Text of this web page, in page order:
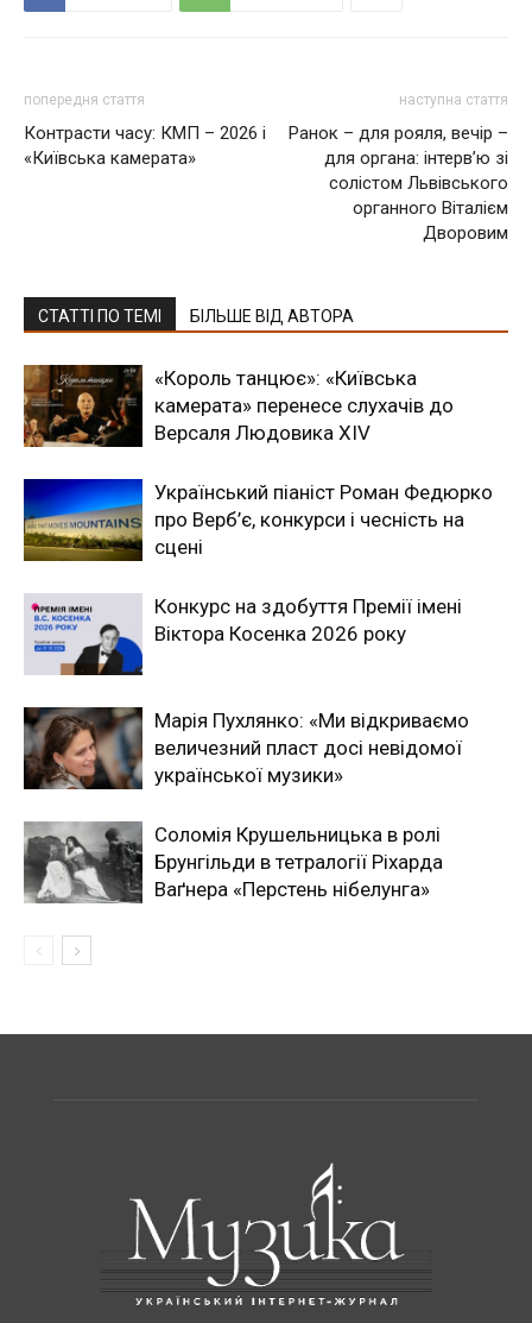
попередня стаття
Контрасти часу: КМП – 2026 і
«Київська камерата»
наступна стаття
Ранок – для рояля, вечір –
для органа: інтерв’ю зі
солістом Львівського
органного Віталієм
Дворовим
СТАТТІ ПО ТЕМІ БІЛЬШЕ ВІД АВТОРА
«Король танцює»: «Київська
камерата» перенесе слухачів до
Версаля Людовика XIV
Український піаніст Роман Федюрко
про Верб’є, конкурси і чесність на
сцені
Конкурс на здобуття Премії імені
Віктора Косенка 2026 року
Марія Пухлянко: «Ми відкриваємо
величезний пласт досі невідомої
української музики»
Соломія Крушельницька в ролі
Брунгільди в тетралогії Ріхарда
Ваґнера «Перстень нібелунга»